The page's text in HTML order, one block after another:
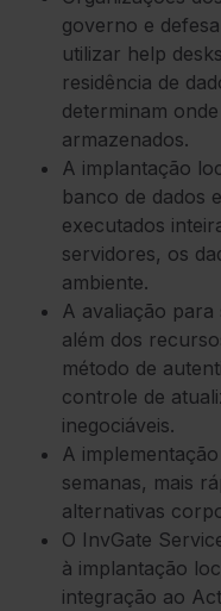
governo e
utilizar help
residência de
determinam
armazenados.
A implantação
banco de dados
executados
servidores, os
ambiente.
A avaliação para
além dos
método de
controle de
inegociáveis.
A
semanas, mais
alternativas
O InvGate
à implantação
integração ao